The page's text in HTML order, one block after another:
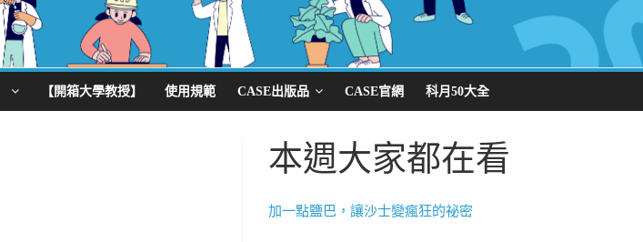
【開箱大學教授】 使用規範 CASE出版品 CASE官網 科月50大全
本週大家都在看
加一點鹽巴，讓沙士變瘋狂的祕密